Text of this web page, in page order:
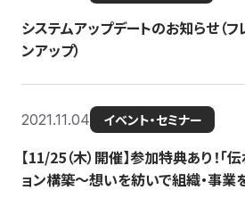
システムアップデートのお知らせ（
ンアップ）
2021.11.04 イベント・セミナー
【11/25（木）開催】参加特典あり！「
ョン構築〜想いを紡いで組織・事業